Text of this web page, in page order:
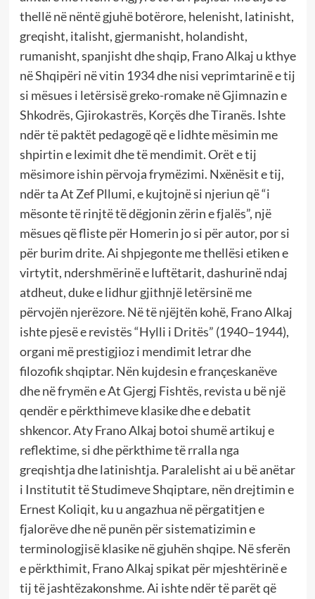
thellë në nëntë gjuhë botërore, helenisht, latinisht,
greqisht, italisht, gjermanisht, holandisht,
rumanisht, spanjisht dhe shqip, Frano Alkaj u kthye
në Shqipëri në vitin 1934 dhe nisi veprimtarinë e tij
si mësues i letërsisë greko-romake në Gjimnazin e
Shkodrës, Gjirokastrës, Korçës dhe Tiranës. Ishte
ndër të paktët pedagogë që e lidhte mësimin me
shpirtin e leximit dhe të mendimit. Orët e tij
mësimore ishin përvoja frymëzimi. Nxënësit e tij,
ndër ta At Zef Pllumi, e kujtojnë si njeriun që “i
mësonte të rinjtë të dëgjonin zërin e fjalës”, një
mësues që fliste për Homerin jo si për autor, por si
për burim drite. Ai shpjegonte me thellësi etiken e
virtytit, ndershmërinë e luftëtarit, dashurinë ndaj
atdheut, duke e lidhur gjithnjë letërsinë me
përvojën njerëzore. Në të njëjtën kohë, Frano Alkaj
ishte pjesë e revistës “Hylli i Dritës” (1940–1944),
organi më prestigjioz i mendimit letrar dhe
filozofik shqiptar. Nën kujdesin e françeskanëve
dhe në frymën e At Gjergj Fishtës, revista u bë një
qendër e përkthimeve klasike dhe e debatit
shkencor. Aty Frano Alkaj botoi shumë artikuj e
reflektime, si dhe përkthime të rralla nga
greqishtja dhe latinishtja. Paralelisht ai u bë anëtar
i Institutit të Studimeve Shqiptare, nën drejtimin e
Ernest Koliqit, ku u angazhua në përgatitjen e
fjalorëve dhe në punën për sistematizimin e
terminologjisë klasike në gjuhën shqipe. Në sferën
e përkthimit, Frano Alkaj spikat për mjeshtërinë e
tij të jashtëzakonshme. Ai ishte ndër të parët që